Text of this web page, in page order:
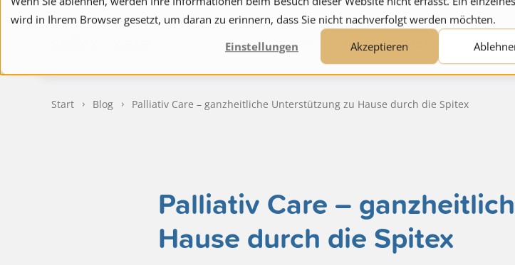
wird in Ihrem Browser gesetzt, um daran zu erinnern, dass Sie nicht nachverfolgt werden möchten.
Einstellungen
Akzeptieren
to navigation
to the content
Angebote Jobs Über uns
Start Blog Palliativ Care – ganzheitliche Unterstützung zu Hause durch die Spitex
Palliativ Care –
Hause durch die Spitex